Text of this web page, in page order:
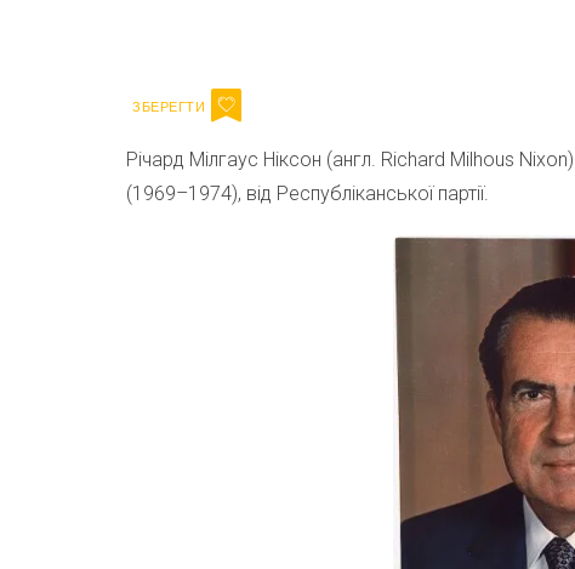
Річард Мілгаус Ніксон (англ. Richard Milhous
(1969–1974), від Республіканської партії.